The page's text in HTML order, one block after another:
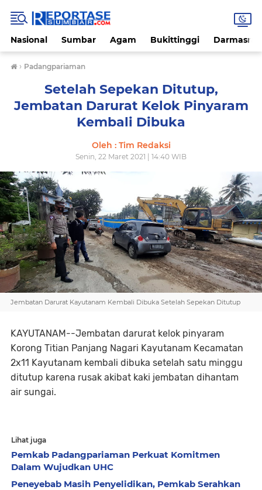
Nasional Sumbar Agam Bukittinggi
› Padangpariaman
Setelah Sepekan Ditutup,
Jembatan Darurat Kelok Pinyaram
Kembali Dibuka
Oleh : Tim Redaksi
Senin, 22 Maret 2021 | 14:40 WIB
Jembatan Darurat Kayutanam Kembali Dibuka Setelah Sepekan Ditutup
KAYUTANAM--Jembatan darurat kelok pinyaram
Korong Titian Panjang Nagari Kayutanam Kecamatan
2x11 Kayutanam kembali dibuka setelah satu minggu
ditutup karena rusak akibat kaki jembatan dihantam
air sungai.
Lihat juga
Pemkab Padangpariaman Perkuat Komitmen
Dalam Wujudkan UHC
Peneyebab Masih Penyelidikan, Pemkab Serahkan